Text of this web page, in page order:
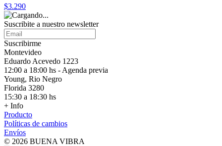
$3.290
Suscribite a nuestro newsletter
Suscribirme
Montevideo
Eduardo Acevedo 1223
12:00 a 18:00 hs - Agenda previa
Young, Rio Negro
Florida 3280
15:30 a 18:30 hs
+ Info
Producto
Políticas de cambios
Envíos
© 2026 BUENA VIBRA